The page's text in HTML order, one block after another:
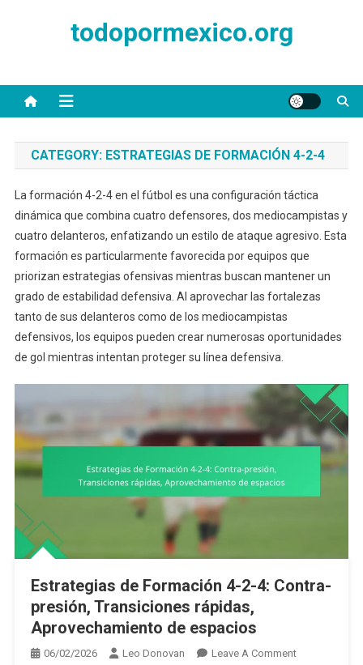
todopormexico.org
CATEGORY: ESTRATEGIAS DE FORMACIÓN 4-2-4
La formación 4-2-4 en el fútbol es una configuración táctica
dinámica que combina cuatro defensores, dos mediocampistas y
cuatro delanteros, enfatizando un estilo de ataque agresivo. Esta
formación es particularmente favorecida por equipos que
priorizan estrategias ofensivas mientras buscan mantener un
grado de estabilidad defensiva. Al aprovechar las fortalezas
tanto de sus delanteros como de los mediocampistas
defensivos, los equipos pueden crear numerosas oportunidades
de gol mientras intentan proteger su línea defensiva.
Estrategias de Formación 4-2-4: Contra-
presión, Transiciones rápidas,
Aprovechamiento de espacios
06/02/2026 Leo Donovan Leave A CommentOn